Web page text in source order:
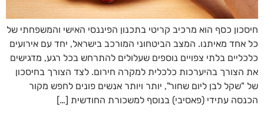
חיסכון כסף הוא מרכיב קריטי בתכנון הפיננסי האישי והמשפחתי של
כל אחד מאיתנו. המצב הביטחוני המורכב בישראל, יחד עם אירועים
כלכליים בלתי צפויים נוספים שעלולים להתרחש בכל רגע, מדגישים
את הצורך בהיערכות כלכלית למקרה חירום. לצד הצורך בחיסכון
של "שקל לבן ליום שחור", יותר ויותר אנשים פונים לחפש מקור
הכנסה עתידי (פאסיבי) בנוסף למשכורת החודשית […]